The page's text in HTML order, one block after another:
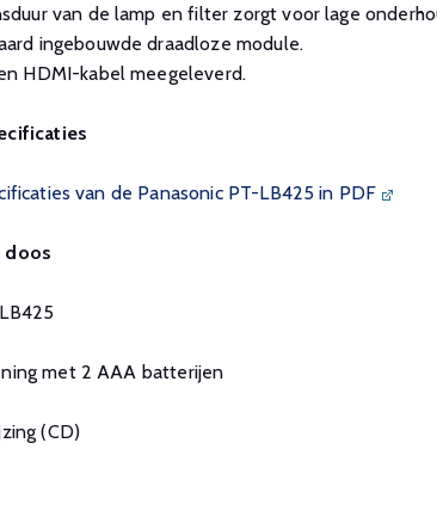
van de lamp en filter zorgt voor lage
ingebouwde draadloze module.
HDMI-kabel meegeleverd.
van de Panasonic PT-LB425 in PDF
doos
met 2 AAA batterijen
(CD)